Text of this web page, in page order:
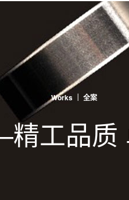
Works ｜ 全案
工品质